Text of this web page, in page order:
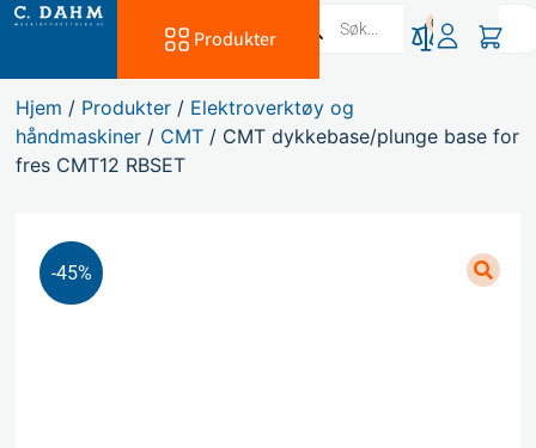
Produkter
0
Hjem / Produkter / Elektroverktøy og
håndmaskiner / CMT / CMT dykkebase/plunge base for
fres CMT12 RBSET
-45%